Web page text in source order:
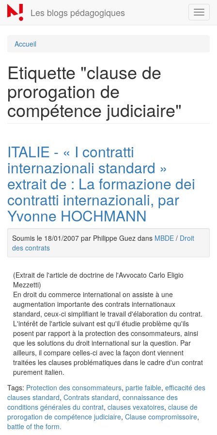
Aller
au
contenu
Les blogs pédagogiques
Accueil
Etiquette "clause de
prorogation de
compétence judiciaire"
ITALIE - « I contratti
internazionali standard »
extrait de : La formazione dei
contratti internazionali, par
Yvonne HOCHMANN
Soumis le 18/01/2007 par Philippe Guez dans MBDE / Droit
des contrats
(Extrait de l'article de doctrine de l'Avvocato Carlo Eligio
Mezzetti)
En droit du commerce international on assiste à une
augmentation importante des contrats internationaux
standard, ceux-ci simplifiant le travail d'élaboration du contrat.
L'intérêt de l'article suivant est qu'il étudie problème qu'ils
posent par rapport à la protection des consommateurs, ainsi
que les solutions du droit international sur la question. Par
ailleurs, il compare celles-ci avec la façon dont viennent
traitées les clauses problématiques dans le cadre d'un contrat
purement italien.
Tags: Protection des consommateurs, partie faible, efficacité des
clauses standard, Contrats standard, connaissance des
conditions générales du contrat, clauses vexatoires, clause de
prorogation de compétence judiciaire, Clause compromissoire,
battle of the form.